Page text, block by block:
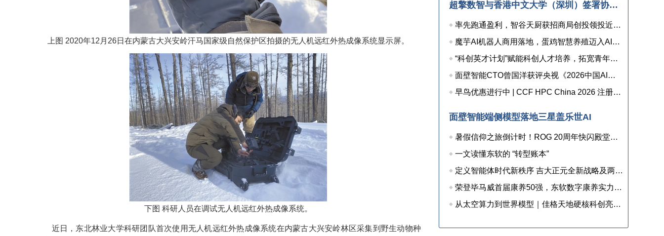
上图 2020年12月26日在内蒙古大兴安岭汗马国家级自然保护区拍摄的无人机远红外热成像系统显示屏。
下图 科研人员在调试无人机远红外热成像系统。
近日，东北林业大学科研团队首次使用无人机远红外热成像系统在内蒙古大兴安岭林区采集到野生动物种
超擎数智与香港中文大学（深圳）签署协议，共建人工智能和边缘计算联合实验室，打造产学研用协同创新高地
率先跑通盈利，智谷天厨获招商局创投领投近亿元融资
魔芋AI机器人商用落地，蛋鸡智慧养殖迈入AI检测时代
“科创英才计划”赋能科创人才培养，拓宽青年职业发展新通道
面壁智能CTO曾国洋获评央视《2026中国AI盛典》“年度AI人物”
早鸟优惠进行中 | CCF HPC China 2026 注册已开启
面壁智能端侧模型落地三星盖乐世AI
暑假信仰之旅倒计时！ROG 20周年快闪殿堂收官在即，尖货装备等你来战
一文读懂东软的 “转型账本”
定义智能体时代新秩序 吉大正元全新战略及两大新品重磅发布
荣登毕马威首届康养50强，东软数字康养实力获权威认可
从太空算力到世界模型｜佳格天地硬核科创亮相 2026 全球数字经济大会